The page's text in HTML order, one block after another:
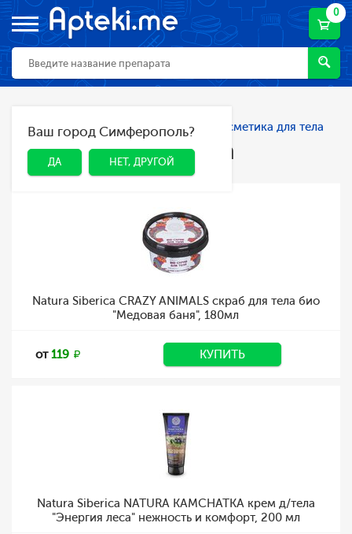
0
ДА НЕТ, ДРУГОЙ
Ваш город Симферополь?
ДА НЕТ, ДРУГОЙ
Главная Каталог Косметика Косметика для тела
Косметика для тела
Natura Siberica CRAZY ANIMALS скраб для тела био
"Медовая баня", 180мл
от119 КУПИТЬ
Natura Siberica NATURA KAMCHATKA крем д/тела
"Энергия леса" нежность и комфорт, 200 мл